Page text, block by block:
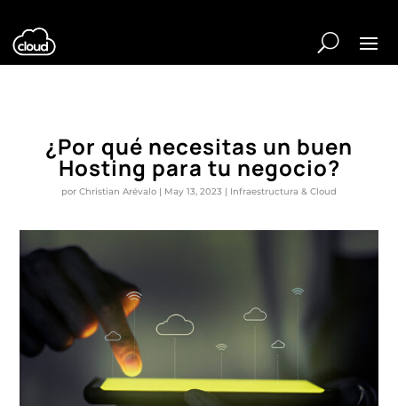
¿Por qué necesitas un buen
Hosting para tu negocio?
por Christian Arévalo | May 13, 2023 | Infraestructura & Cloud